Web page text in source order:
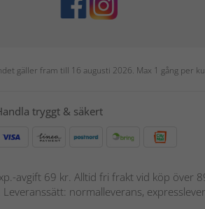
gäller fram till 16 augusti 2026. Max 1 gång per
tryggt & säkert
avgift 69 kr. Alltid fri frakt vid köp över
normalleverans,